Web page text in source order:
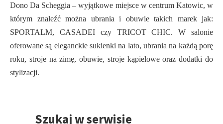
Dono Da Scheggia – wyjątkowe miejsce w centrum Katowic, w
którym znaleźć można ubrania i obuwie takich marek jak:
SPORTALM, CASADEI czy TRICOT CHIC. W salonie
oferowane są eleganckie sukienki na lato, ubrania na każdą porę
roku, stroje na zimę, obuwie, stroje kąpielowe oraz dodatki do
stylizacji.
PrzejdźSzukaj w serwisie